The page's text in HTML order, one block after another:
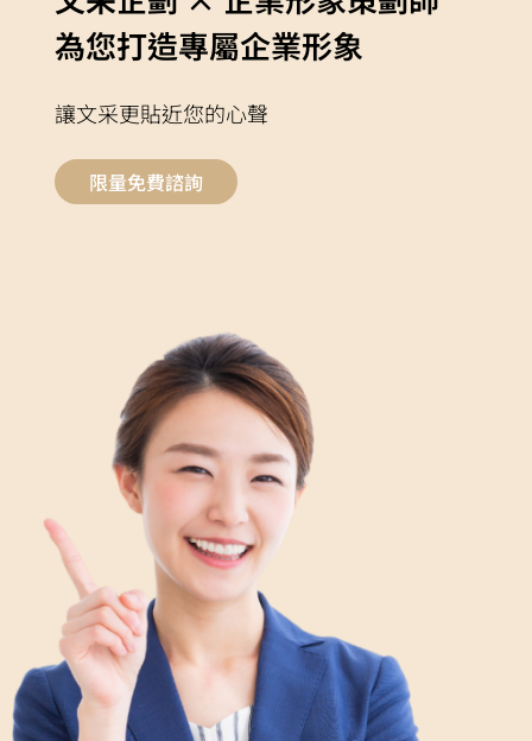
為您打造專屬企業形象
讓文采更貼近您的心聲
限量免費諮詢